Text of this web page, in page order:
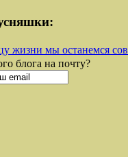
жизни мы останемся
блога на почту?